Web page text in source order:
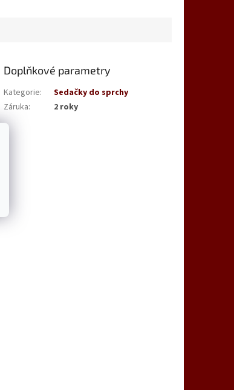
Doplňkové parametry
Kategorie:
Sedačky do sprchy
Záruka: 2 roky